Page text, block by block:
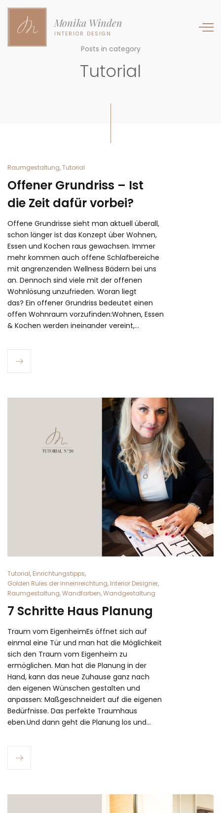
Monika Winden
INTERIOR DESIGN
Posts in category
Tutorial
Raumgestaltung,Tutorial
Offener Grundriss – Ist
die Zeit dafür vorbei?
Offene Grundrisse sieht man aktuell überall,
schon länger ist das Konzept über Wohnen,
Essen und Kochen raus gewachsen. Immer
mehr kommen auch offene Schlafbereiche
mit angrenzenden Wellness Bädern bei uns
an. Dennoch sind viele mit der offenen
Wohnlösung unzufrieden. Woran liegt
das? Ein offener Grundriss bedeutet einen
offen Wohnraum vorzufinden:Wohnen, Essen
& Kochen werden ineinander vereint,…
Tutorial, Einrichtungstipps,
Golden Rules der Inneinreichtung, Interior Designer,
Raumgestaltung,Wandfarben,Wandgestaltung
7 Schritte Haus Planung
Traum vom EigenheimEs öffnet sich auf
einmal eine Tür und man hat die Möglichkeit
sich den Traum vom Eigenheim zu
ermöglichen. Man hat die Planung in der
Hand, kann das neue Zuhause ganz nach
den eigenen Wünschen gestalten und
anpassen: Maßgeschneidert auf die eigenen
Bedürfnisse. Das perfekte Traumhaus
eben.Und dann geht die Planung los und…